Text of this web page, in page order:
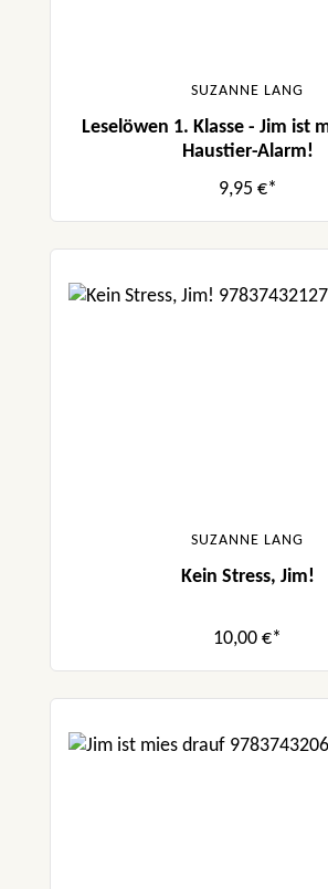
SUZANNE LANG
Leselöwen 1. Klasse - Jim ist
Haustier-Alarm!
9,95 €*
SUZANNE LANG
Kein Stress, Jim!
10,00 €*